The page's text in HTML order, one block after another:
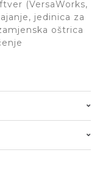
(VersaWorks,
jedinica za
oštrica